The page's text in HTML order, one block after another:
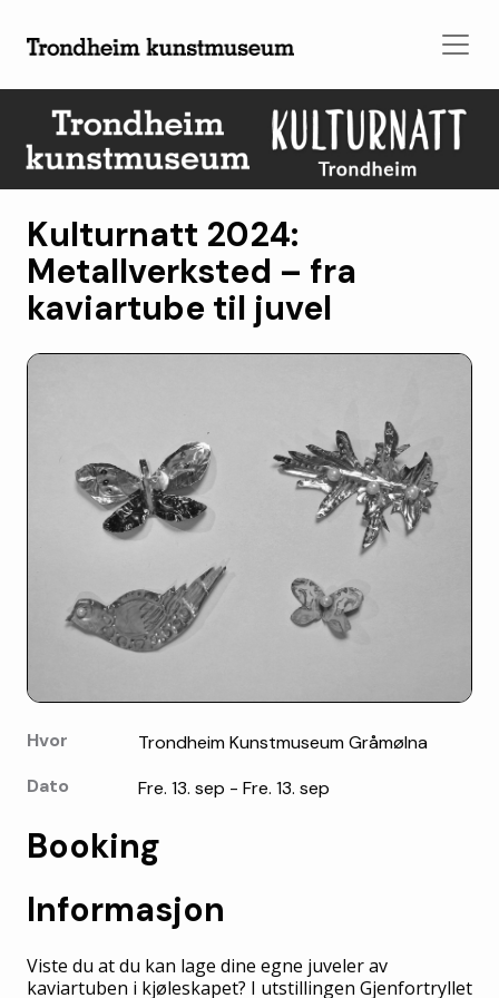
Kulturnatt 2024:
Metallverksted – fra
kaviartube til juvel
Hvor
Trondheim Kunstmuseum Gråmølna
Dato
Fre. 13. sep - Fre. 13. sep
Booking
Informasjon
Viste du at du kan lage dine egne juveler av
kaviartuben i kjøleskapet? I utstillingen Gjenfortryllet